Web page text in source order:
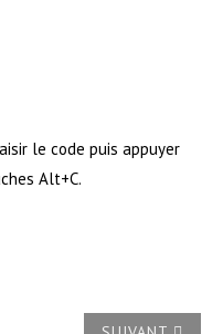
le code puis appuyer
Alt+C.